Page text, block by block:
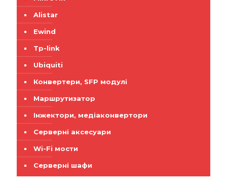
Alistar
Ewind
Tp-link
Ubiquiti
Конвертери, SFP модулі
Маршрутизатор
Інжектори, медіаконвертори
Серверні аксесуари
Wi-Fi мости
Серверні шафи